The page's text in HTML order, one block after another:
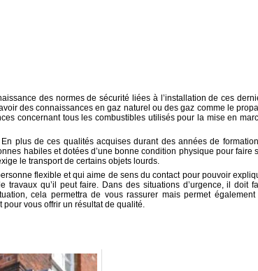
des normes de sécurité liées à l’installation de ces
des connaissances en gaz naturel ou des gaz comme le
concernant tous les combustibles utilisés pour la mise en
plus de ces qualités acquises durant des années de
habiles et dotées d’une bonne condition physique pour faire
le transport de certains objets lourds.
flexible et qui aime de sens du contact pour pouvoir
qu’il peut faire. Dans des situations d’urgence, il doit
cela permettra de vous rassurer mais permet également
vous offrir un résultat de qualité.